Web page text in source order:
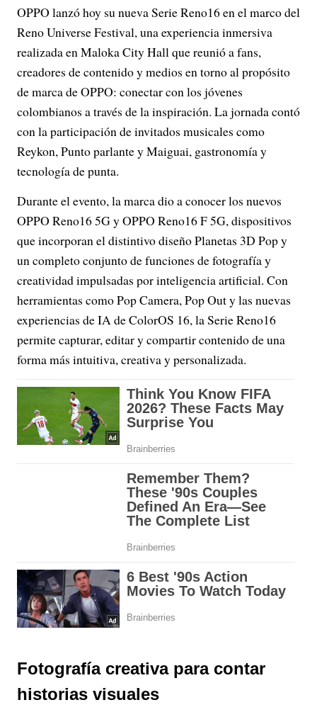
OPPO lanzó hoy su nueva Serie Reno16 en el marco del
Reno Universe Festival, una experiencia inmersiva
realizada en Maloka City Hall que reunió a fans,
creadores de contenido y medios en torno al propósito
de marca de OPPO: conectar con los jóvenes
colombianos a través de la inspiración. La jornada contó
con la participación de invitados musicales como
Reykon, Punto parlante y Maiguai, gastronomía y
tecnología de punta.
Durante el evento, la marca dio a conocer los nuevos
OPPO Reno16 5G y OPPO Reno16 F 5G, dispositivos
que incorporan el distintivo diseño Planetas 3D Pop y
un completo conjunto de funciones de fotografía y
creatividad impulsadas por inteligencia artificial. Con
herramientas como Pop Camera, Pop Out y las nuevas
experiencias de IA de ColorOS 16, la Serie Reno16
permite capturar, editar y compartir contenido de una
forma más intuitiva, creativa y personalizada.
Fotografía creativa para contar
historias visuales